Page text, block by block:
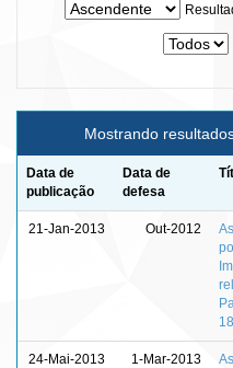
Mostrando
Data de
publicação
Data de
defesa
21-Jan-2013 Out-2012
24-Mai-2013 1-Mar-2013